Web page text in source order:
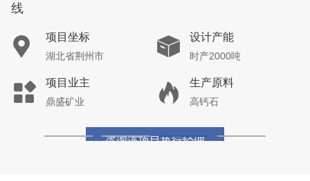
线
项目坐标
湖北省荆州市
设计产能
时产2000吨
项目业主
鼎盛矿业
生产原料
高钙石
咨询该项目执行经理